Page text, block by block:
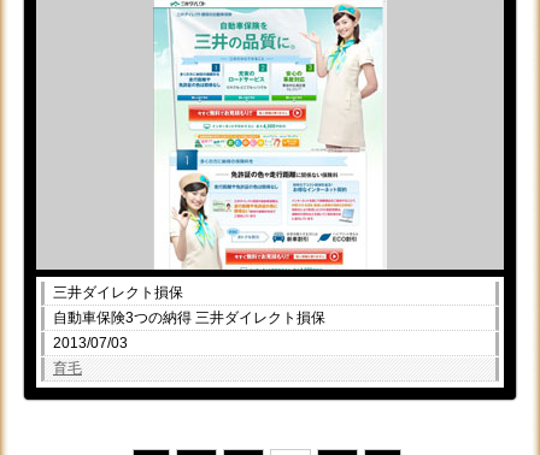
三井ダイレクト損保
自動車保険3つの納得 三井ダイレクト損保
2013/07/03
育毛